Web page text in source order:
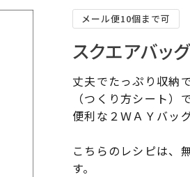
メール便10個まで可
スクエアバッグ
丈夫でたっぷり収納
（つくり方シート）
便利な２ＷＡＹバッ
こちらのレシピは、
す。